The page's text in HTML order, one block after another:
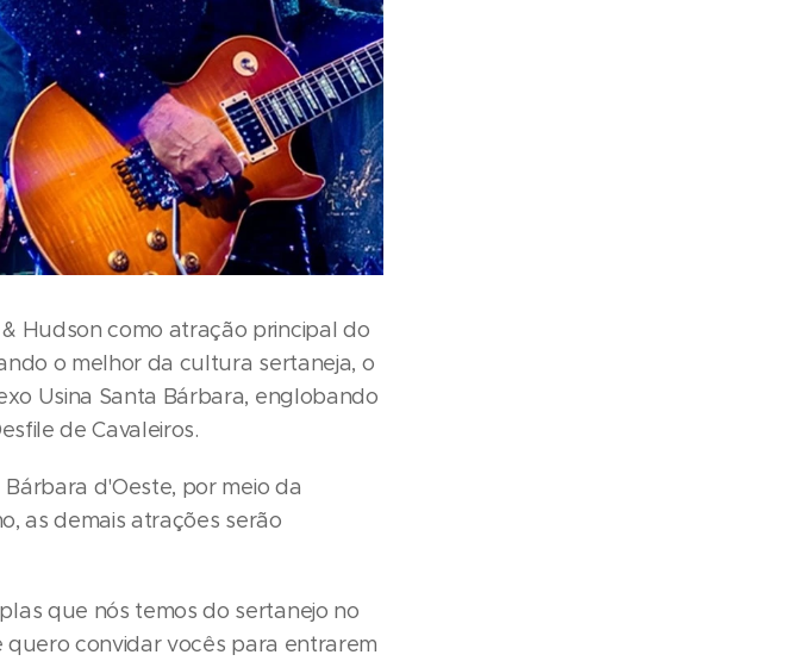
Hudson como atração principal do
o melhor da cultura sertaneja, o
Usina Santa Bárbara, englobando
de Cavaleiros.
d'Oeste, por meio da
as demais atrações serão
que nós temos do sertanejo no
convidar vocês para entrarem